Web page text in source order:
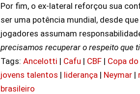
Por fim, o ex-lateral reforçou sua
ser uma potência mundial, desde
jogadores assumam
precisamos recuperar o respeito que
Tags: Ancelotti | Cafu | CBF | Copa
jovens talentos | liderança | Neymar |
brasileiro